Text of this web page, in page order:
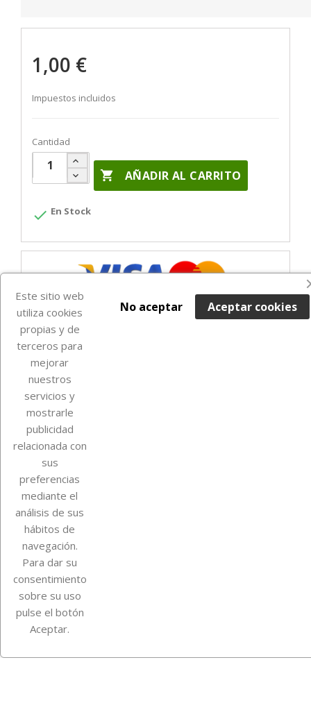
1,00 €
Impuestos incluidos
Cantidad
 AÑADIR AL CARRITO
 En Stock
Sobre Euro Soccer Cards
Su cuenta
Información de la tienda
InstagramTikTok
Este sitio web
utiliza cookies
propias y de
terceros para
mejorar
nuestros
servicios y
mostrarle
publicidad
relacionada con
sus
preferencias
mediante el
análisis de sus
hábitos de
navegación.
Para dar su
consentimiento
sobre su uso
pulse el botón
Aceptar.
Aceptar cookies
No aceptar